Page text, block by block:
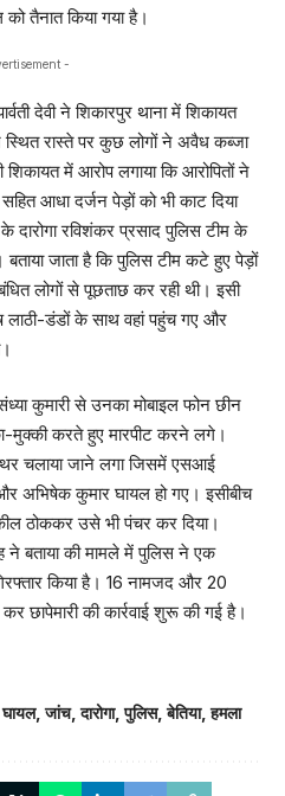
तैनात किया गया है।
-
देवी ने शिकारपुर थाना में शिकायत
रास्ते पर कुछ लोगों ने अवैध कब्जा
में आरोप लगाया कि आरोपितों ने
आधा दर्जन पेड़ों को भी काट दिया
दारोगा रविशंकर प्रसाद पुलिस टीम के
जाता है कि पुलिस टीम कटे हुए पेड़ों
लोगों से पूछताछ कर रही थी। इसी
लाठी-डंडों के साथ वहां पहुंच गए और
कुमारी से उनका मोबाइल फोन छीन
मुक्की करते हुए मारपीट करने लगे।
चलाया जाने लगा जिसमें एसआई
अभिषेक कुमार घायल हो गए। इसीबीच
ठोककर उसे भी पंचर कर दिया।
ने बताया की मामले में पुलिस ने एक
किया है। 16 नामजद और 20
कर छापेमारी की कार्रवाई शुरू की गई है।
घायल,जांच,दारोगा,पुलिस,बेतिया,हमला